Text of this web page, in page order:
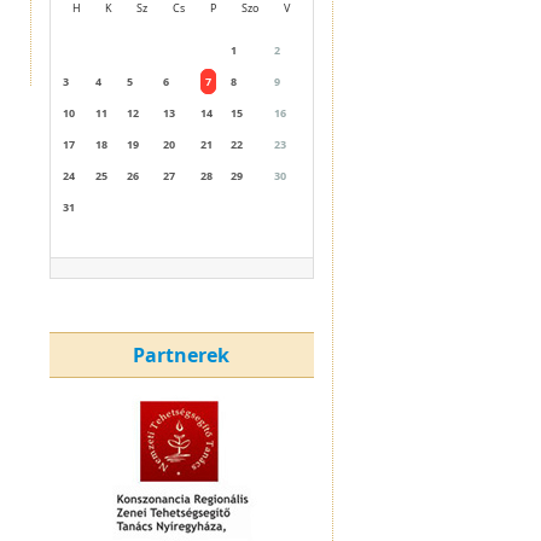
H K Sz Cs P Szo V
1
2
3
4 5 6 7 8
9
10
11 12 13 14 15
16
17
18 19 20 21 22
23
24
25 26 27 28 29
30
31
Partnerek